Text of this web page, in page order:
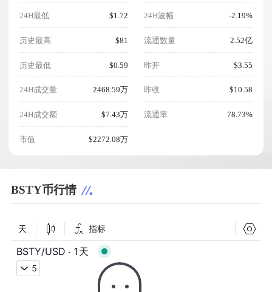
24H最低 $1.72
历史最高 $81
历史最低 $0.59
24H成交量 2468.59万
24H成交额 $7.43万
市值 $2272.08万
24H波幅 -2.19%
流通数量 2.52亿
昨开 $3.55
昨收 $10.58
流通率 78.73%
BSTY币行情